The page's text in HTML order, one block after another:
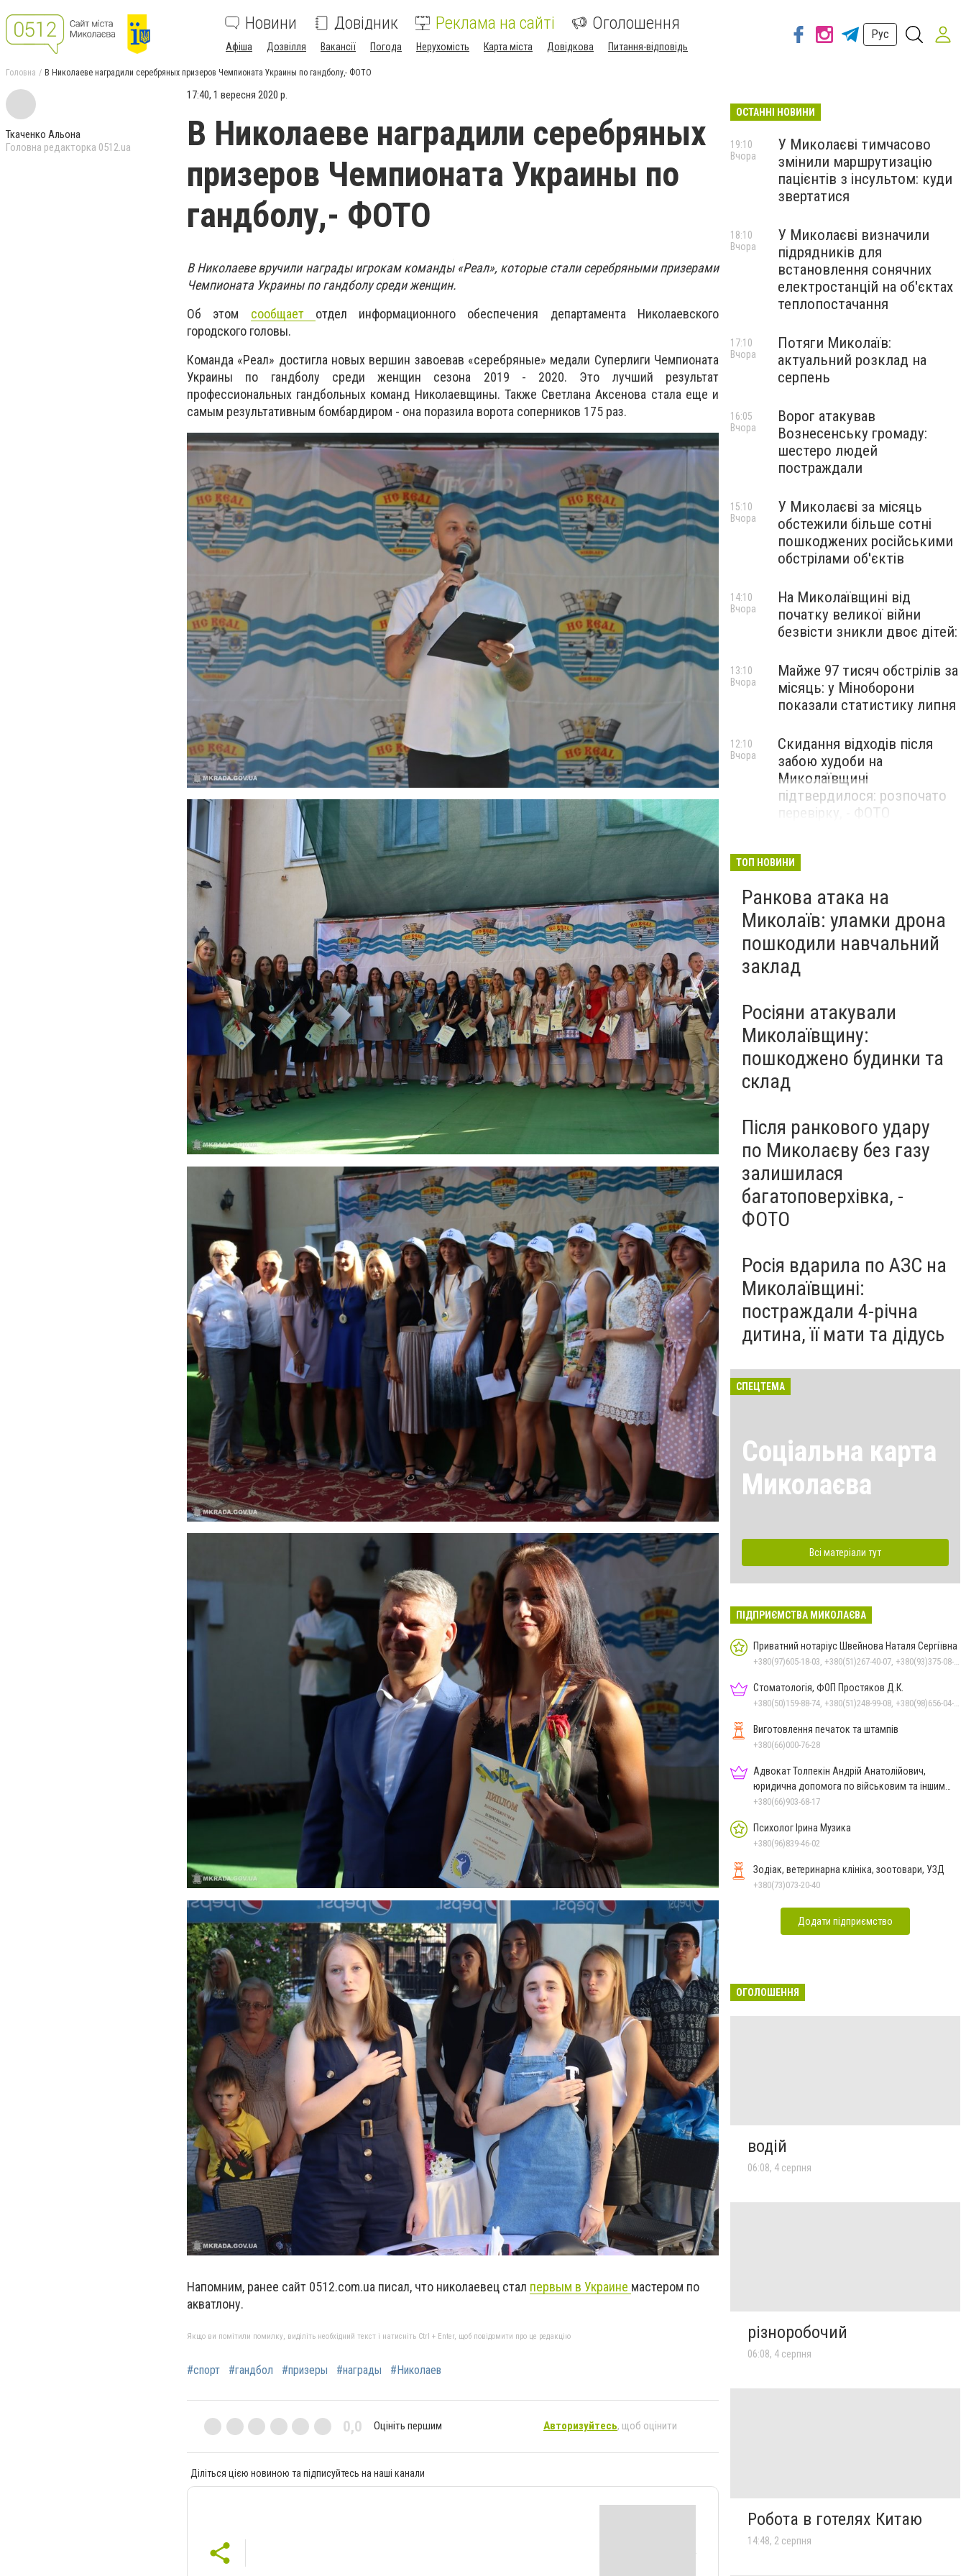
Новини Довідник Реклама на сайті Оголошення
Афіша Дозвілля Вакансії Погода Нерухомість Карта міста Довідкова Питання-відповідь
Рус
Головна В Николаеве наградили серебряных призеров Чемпионата Украины по гандболу,- ФОТО
Ткаченко Альона
Головна редакторка 0512.ua
17:40, 1 вересня 2020 р.
В Николаеве наградили серебряных
призеров Чемпионата Украины по
гандболу,- ФОТО
В Николаеве вручили награды игрокам команды «Реал», которые стали серебряными призерами
Чемпионата Украины по гандболу среди женщин.
Об этом сообщает отдел информационного обеспечения департамента Николаевского
городского головы.
Команда «Реал» достигла новых вершин завоевав «серебряные» медали Суперлиги Чемпионата
Украины по гандболу среди женщин сезона 2019 - 2020. Это лучший результат
профессиональных гандбольных команд Николаевщины. Также Светлана Аксенова стала еще и
самым результативным бомбардиром - она ​​поразила ворота соперников 175 раз.
Напомним, ранее сайт 0512.com.ua писал, что николаевец стал первым в Украине мастером по
акватлону.
Якщо ви помітили помилку, виділіть необхідний текст і натисніть Ctrl + Enter, щоб повідомити про це редакцію
#спорт #гандбол #призеры #награды #Николаев
0,0 Оцініть першим Авторизуйтесь, щоб оцінити
Діліться цією новиною та підписуйтесь на наші канали
ОСТАННІ НОВИНИ
У Миколаєві тимчасово
змінили маршрутизацію
пацієнтів з інсультом: куди
звертатися
19:10
Вчора
У Миколаєві визначили
підрядників для
встановлення сонячних
електростанцій на об'єктах
теплопостачання
18:10
Вчора
Потяги Миколаїв:
актуальний розклад на
серпень
17:10
Вчора
Ворог атакував
Вознесенську громаду:
шестеро людей
постраждали
16:05
Вчора
У Миколаєві за місяць
обстежили більше сотні
пошкоджених російськими
обстрілами об'єктів
15:10
Вчора
На Миколаївщині від
початку великої війни
безвісти зникли двоє дітей:
14:10
Вчора
Майже 97 тисяч обстрілів за
місяць: у Міноборони
показали статистику липня
13:10
Вчора
Скидання відходів після
забою худоби на
Миколаївщині
підтвердилося: розпочато
перевірку, - ФОТО
12:10
Вчора
ТОП НОВИНИ
Ранкова атака на
Миколаїв: уламки дрона
пошкодили навчальний
заклад
Росіяни атакували
Миколаївщину:
пошкоджено будинки та
склад
Після ранкового удару
по Миколаєву без газу
залишилася
багатоповерхівка, -
ФОТО
Росія вдарила по АЗС на
Миколаївщині:
постраждали 4-річна
дитина, її мати та дідусь
СПЕЦТЕМА
Соціальна карта
Миколаєва
Всі матеріали тут
ПІДПРИЄМСТВА МИКОЛАЄВА
Приватний нотаріус Швейнова Наталя Сергіївна
Стоматологія, ФОП Простяков Д.К.
Виготовлення печаток та штампів
+380(66)000-76-28
Адвокат Толпекін Андрій Анатолійович,
юридична допомога по військовим та іншим
справам
+380(66)903-68-17
Психолог Ірина Музика
+380(96)839-46-02
Зодіак, ветеринарна клініка, зоотовари, УЗД
+380(73)073-20-40
Додати підприємство
ОГОЛОШЕННЯ
водій
06:08, 4 серпня
різноробочий
06:08, 4 серпня
Робота в готелях Китаю
14:48, 2 серпня